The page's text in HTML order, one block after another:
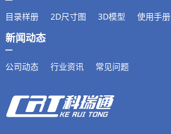
目录样册 2D尺寸图 3D模型 使用手册
新闻动态
公司动态 行业资讯 常见问题